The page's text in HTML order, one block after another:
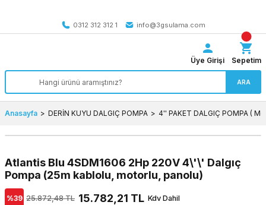
0312 312 312 1
info@3gsulama.com
ARA
Üye Girişi Sepetim
Anasayfa DERİN KUYU DALGIÇ POMPA 4'' PAKET DALGIÇ POMPA (
Atlantis Blu 4SDM1606 2Hp 220V 4\'\' Dalgıç
Pompa (25m kablolu, motorlu, panolu)
%39 25.872,48 TL 15.782,21 TL Kdv Dahil